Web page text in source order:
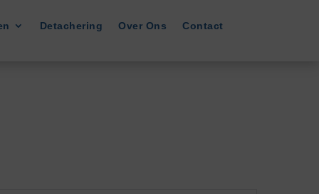
Detachering Over Ons Contact